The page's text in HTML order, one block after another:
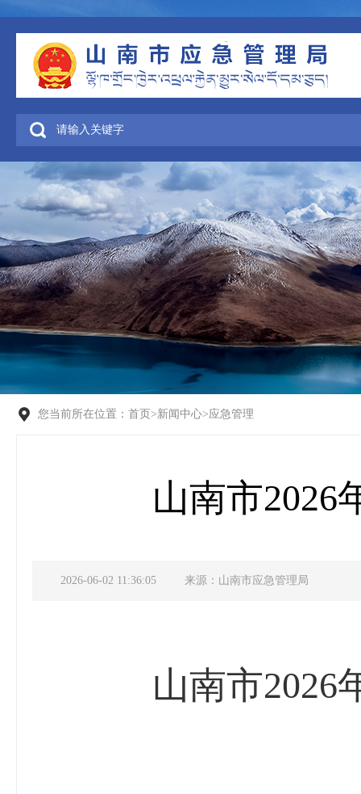
您当前所在位置： 首页 >新闻中心>应急管理
山南市2026
2026-06-02 11:36:05 来源：山南市应急管理局
山南市2026